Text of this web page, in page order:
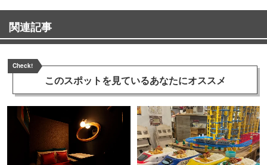
関連記事
Check!
このスポットを見ているあなたにオススメ